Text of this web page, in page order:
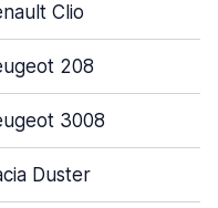
Clio
208
3008
Duster